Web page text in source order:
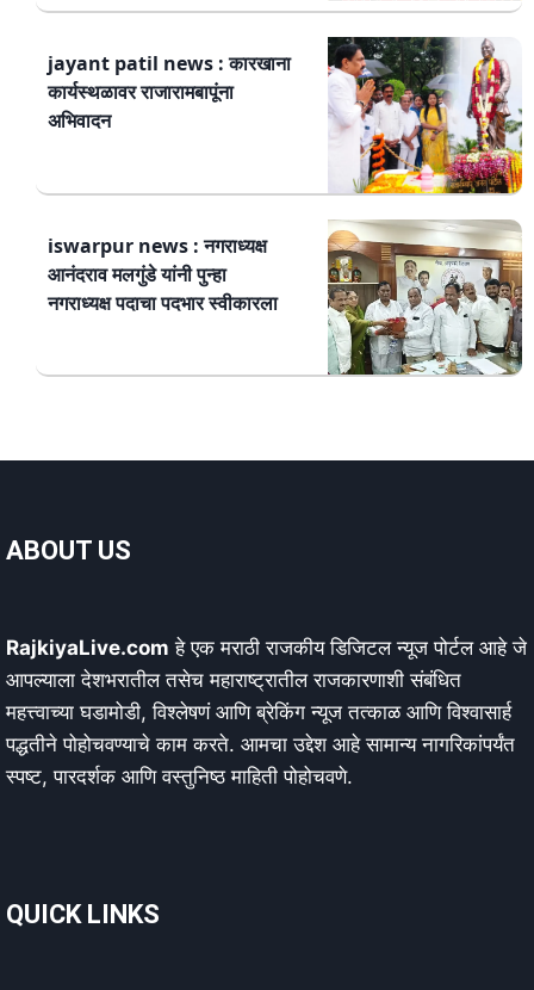
jayant patil news : कारखाना
कार्यस्थळावर राजारामबापूंना
अभिवादन
iswarpur news : नगराध्यक्ष
आनंदराव मलगुंडे यांनी पुन्हा
नगराध्यक्ष पदाचा पदभार स्वीकारला
ABOUT US
RajkiyaLive.com हे एक मराठी राजकीय डिजिटल न्यूज पोर्टल आहे जे
आपल्याला देशभरातील तसेच महाराष्ट्रातील राजकारणाशी संबंधित
महत्त्वाच्या घडामोडी, विश्लेषणं आणि ब्रेकिंग न्यूज तत्काळ आणि विश्वासार्ह
पद्धतीने पोहोचवण्याचे काम करते. आमचा उद्देश आहे सामान्य नागरिकांपर्यंत
स्पष्ट, पारदर्शक आणि वस्तुनिष्ठ माहिती पोहोचवणे.
QUICK LINKS